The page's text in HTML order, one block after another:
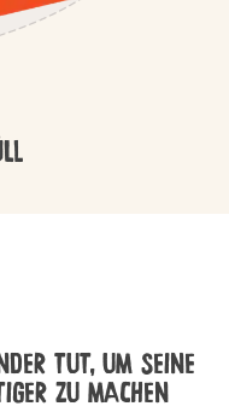
TUT, UM SEINE
ZU MACHEN